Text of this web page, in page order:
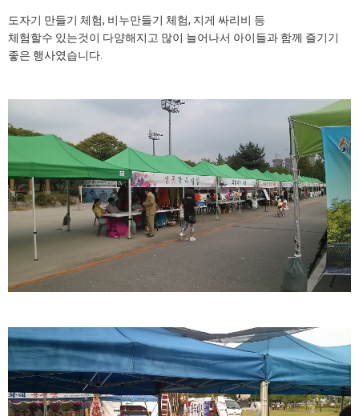
도자기 만들기 체험, 비누만들기 체험, 지게 싸리비 등
체험할수 있는것이 다양해지고 많이 늘어나서 아이들과 함께 즐기기
좋은 행사였습니다.